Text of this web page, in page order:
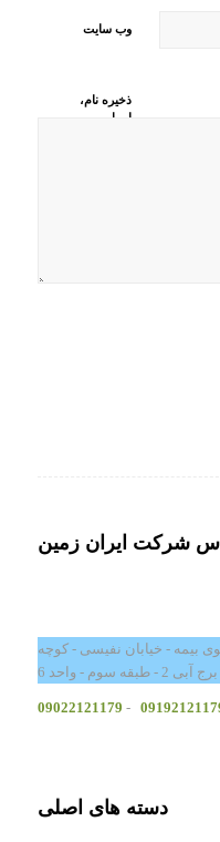
وب‌ سایت
ذخیره نام،
ایمیل و
شرکت ایران زمین
بیمه - خیابان نفیسی - کوچه
طبقه سوم - واحد 6
-
09022121179
دسته های اصلی